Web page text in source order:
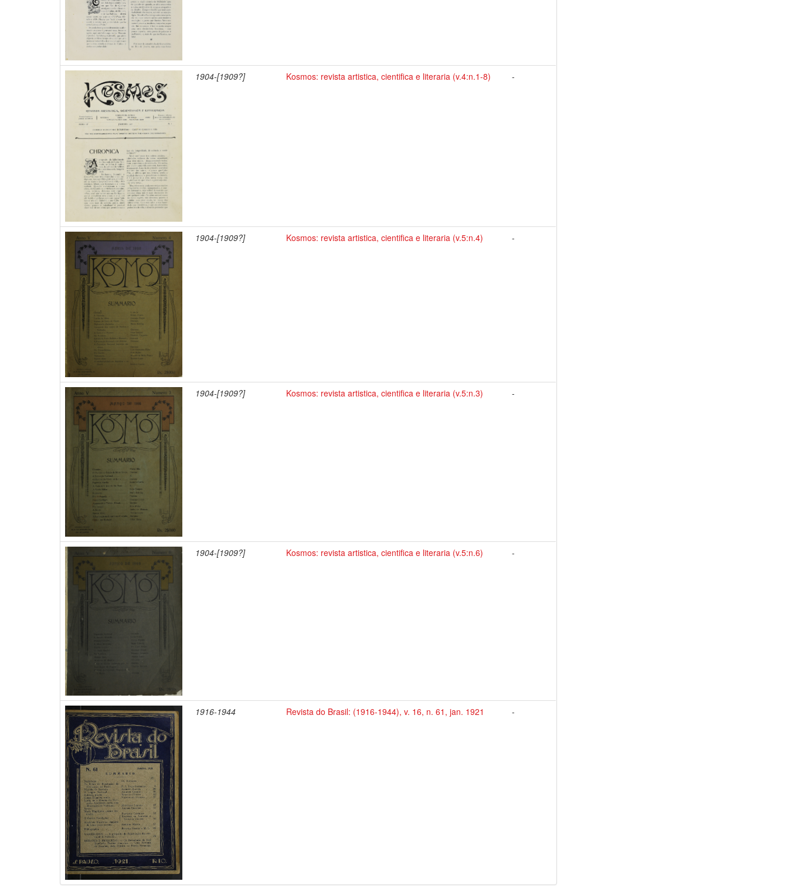
1904-[1909?] Kosmos: revista artistica, cientifica e literaria (v.4:n.1-8) -
1904-[1909?] Kosmos: revista artistica, cientifica e literaria (v.5:n.4) -
1904-[1909?] Kosmos: revista artistica, cientifica e literaria (v.5:n.3) -
1904-[1909?] Kosmos: revista artistica, cientifica e literaria (v.5:n.6) -
1916-1944 Revista do Brasil: (1916-1944), v. 16, n. 61, jan. 1921 -